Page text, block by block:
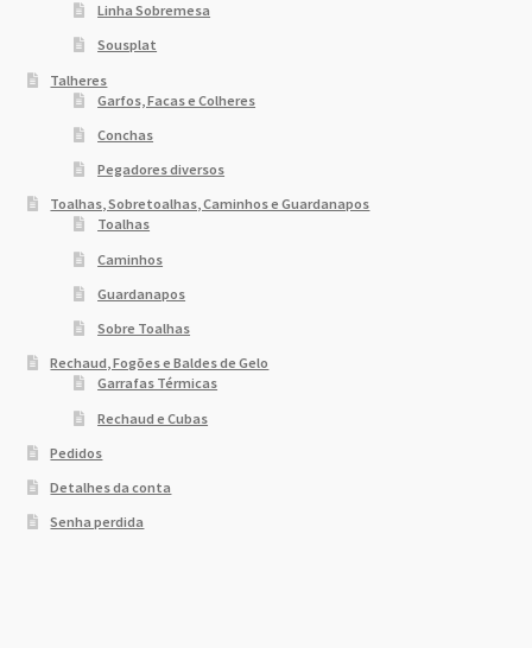
Linha Sobremesa
Sousplat
Talheres
Garfos, Facas e Colheres
Conchas
Pegadores diversos
Toalhas, Sobretoalhas, Caminhos e Guardanapos
Toalhas
Caminhos
Guardanapos
Sobre Toalhas
Rechaud, Fogões e Baldes de Gelo
Garrafas Térmicas
Rechaud e Cubas
Pedidos
Detalhes da conta
Senha perdida